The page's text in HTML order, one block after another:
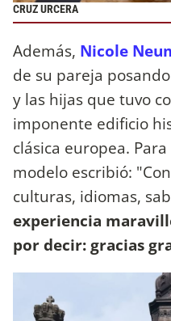
CRUZ URCERA
Además, Nicole
de su pareja
y las hijas que tuvo
imponente edificio
clásica europea.
modelo escribió:
culturas, idiomas,
experiencia
por decir: gracias